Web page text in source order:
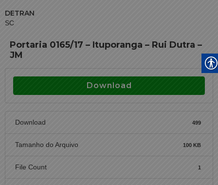
DETRAN
SC
Portaria 0165/17 – Ituporanga – Rui Dutra –
JM
Download
Download 499
Tamanho do Arquivo 100 KB
File Count 1